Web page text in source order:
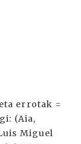
errotak =
(Aia,
Miguel